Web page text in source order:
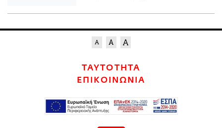
ΤΑΥΤΟΤΗΤΑ
ΕΠΙΚΟΙΝΩΝΙΑ